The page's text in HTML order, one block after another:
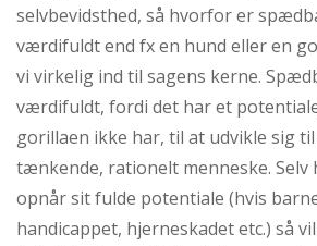
selvbevidsthed, så hvorfor er
værdifuldt end fx en hund eller en
vi virkelig ind til sagens kerne.
værdifuldt, fordi det har et
gorillaen ikke har, til at udvikle sig
tænkende, rationelt menneske. Selv
opnår sit fulde potentiale (hvis
handicappet, hjerneskadet etc.) så